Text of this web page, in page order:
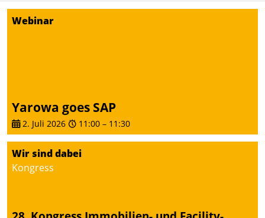
Webinar
Yarowa goes SAP
2. Juli 2026 11:00 – 11:30
Wir sind dabei
Kongress